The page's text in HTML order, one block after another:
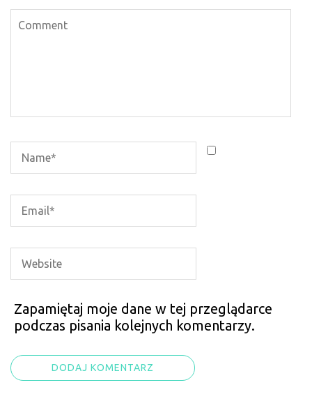
Zapamiętaj moje dane w tej przeglądarce
podczas pisania kolejnych komentarzy.